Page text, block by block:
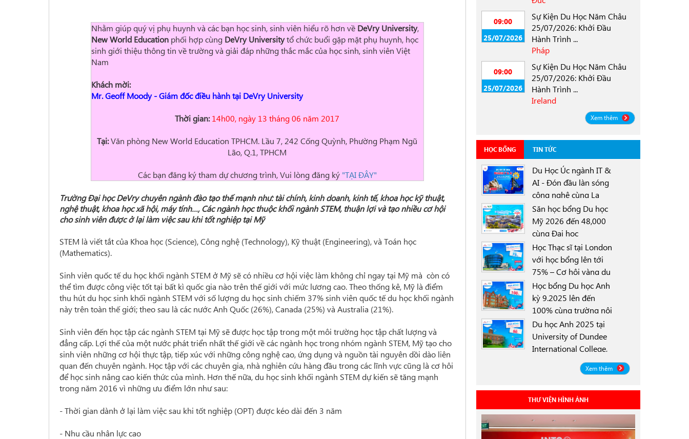
Nhằm giúp quý vị phụ huynh và các bạn học sinh, sinh viên hiểu rõ hơn về DeVry University,
New World Educationphối hợp cùng DeVry Universitytổ chức buổi gặp mặt phụ huynh, học
sinh giới thiệu thông tin về trường và giải đáp những thắc mắc của học sinh, sinh viên Việt
Nam
Khách mời:
Mr. Geoff Moody - Giám đốc điều hành tại DeVry University
Thời gian: 14h00, ngày 13 tháng 06 năm 2017
Tại:Văn phòng New World Education TPHCM. Lầu 7, 242 Cống Quỳnh, Phường Phạm Ngũ
Lão, Q.1, TPHCM
Các bạn đăng ký tham dự chương trình, Vui lòng đăng ký "TẠI ĐÂY"
Trường Đại học DeVry chuyên ngành đào tạo thế mạnh như: tài chính, kinh doanh, kinh tế, khoa học kỹ thuật,
nghệ thuật, khoa học xã hội, máy tính…, Các ngành học thuộc khối ngành STEM, thuận lợi và tạo nhiều cơ hội
cho sinh viên được ở lại làm việc sau khi tốt nghiệp tại Mỹ
STEM là viết tắt của Khoa học (Science), Công nghệ (Technology), Kỹ thuật (Engineering), và Toán học
(Mathematics).
Sinh viên quốc tế du học khối ngành STEM ở Mỹ sẽ có nhiều cơ hội việc làm không chỉ ngay tại Mỹ mà còn có
thể tìm được công việc tốt tại bất kì quốc gia nào trên thế giới với mức lương cao. Theo thống kê, Mỹ là điểm
thu hút du học sinh khối ngành STEM với số lượng du học sinh chiếm 37% sinh viên quốc tế du học khối ngành
này trên toàn thế giới; theo sau là các nước Anh Quốc (26%), Canada (25%) và Australia (21%).
Sinh viên đến học tập các ngành STEM tại Mỹ sẽ được học tập trong một môi trường học tập chất lượng và
đẳng cấp. Lợi thế của một nước phát triển nhất thế giới về các ngành học trong nhóm ngành STEM, Mỹ tạo cho
sinh viên những cơ hội thực tập, tiếp xúc với những công nghệ cao, ứng dụng và nguồn tài nguyên dồi dào liên
quan đến chuyên ngành. Học tập với các chuyên gia, nhà nghiên cứu hàng đầu trong các lĩnh vực cũng là cơ hôi
để học sinh nâng cao kiến thức của mình. Hơn thế nữa, du học sinh khối ngành STEM dự kiến sẽ tăng mạnh
trong năm 2016 vì những ưu điểm lớn như sau:
- Thời gian dành ở lại làm việc sau khi tốt nghiệp (OPT) được kéo dài đến 3 năm
- Nhu cầu nhân lực cao
09:00
25/07/2026
Sự Kiện Du Học Năm Châu
25/07/2026: Khởi Đầu
Hành Trình ...
Pháp
09:00
25/07/2026
Sự Kiện Du Học Năm Châu
25/07/2026: Khởi Đầu
Hành Trình ...
Ireland
Xem thêm
HỌC BỔNG TIN TỨC
Du Học Úc ngành IT &
AI - Đón đầu làn sóng
công nghệ cùng La
Trobe University
Sydney Campus với
học bổng 30%
Săn học bổng Du học
Mỹ 2026 đến 48,000
cùng Đại học
University of North
Texas (UNT)
Học Thạc sĩ tại London
với học bổng lên tới
75% – Cơ hội vàng du
học Anh 2025
Học bổng Du học Anh
kỳ 9.2025 lên đến
100% cùng trường nội
trú Worthgate School
Canterbury
Du học Anh 2025 tại
University of Dundee
International College,
Scotland ICD - Lộ trình
linh hoạt, học bổng
Xem thêm
THƯ VIỆN HÌNH ẢNH